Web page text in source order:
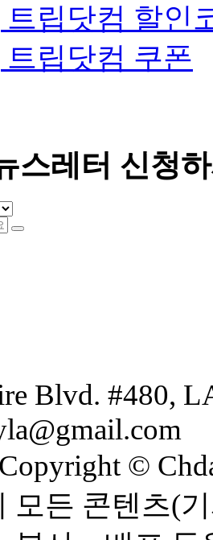
트립닷컴 할인
트립닷컴 쿠폰
스레터 신청
Blvd. #480,
©
모든 콘텐츠(